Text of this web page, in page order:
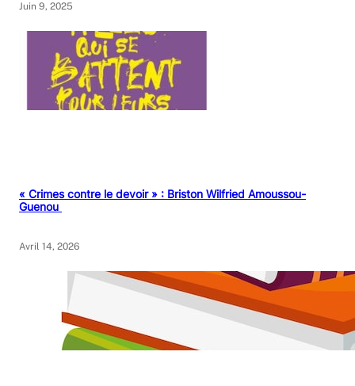
Juin 9, 2025
« Crimes contre le devoir » : Briston Wilfried Amoussou-
Guenou
Avril 14, 2026